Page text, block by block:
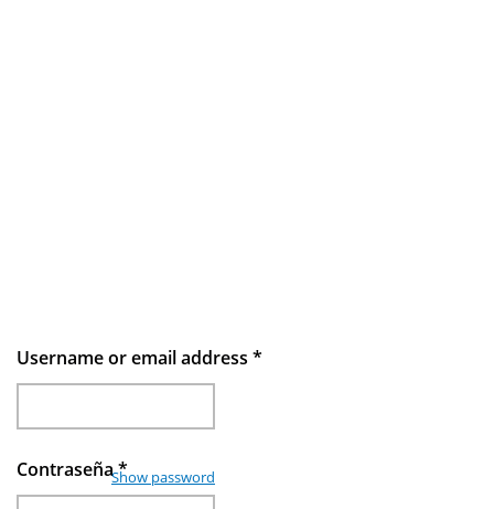
Username or email address *
Contraseña*
Show password